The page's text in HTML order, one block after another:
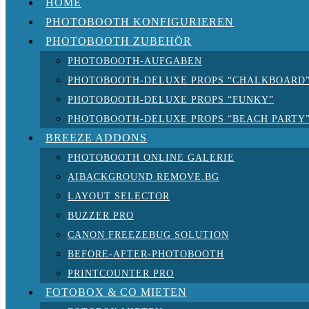
HOME
PHOTOBOOTH KONFIGURIEREN
PHOTOBOOTH ZUBEHÖR
PHOTOBOOTH-AUFGABEN
PHOTOBOOTH-DELUXE PROPS
PHOTOBOOTH-DELUXE PROPS “FUNKY”
PHOTOBOOTH-DELUXE PROPS “BEACH
BREEZE ADDONS
PHOTOBOOTH ONLINE GALERIE
AIBACKGROUND REMOVE.BG
LAYOUT SELECTOR
BUZZER PRO
CANON FREEZEBUG SOLUTION
BEFORE-AFTER-PHOTOBOOTH
PRINTCOUNTER PRO
FOTOBOX & CO MIETEN